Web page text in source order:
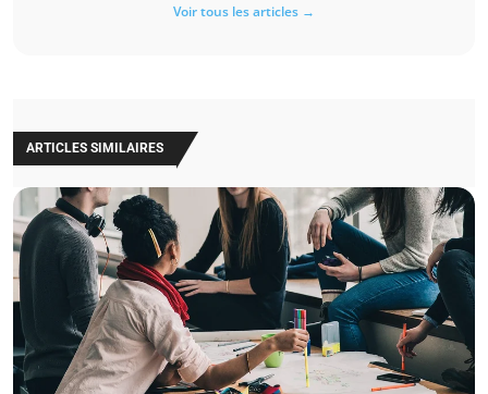
Voir tous les articles →
ARTICLES SIMILAIRES